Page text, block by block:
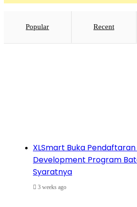
Popular Recent
XLSmart Buka
Development Program
Syaratnya
3 weeks ago